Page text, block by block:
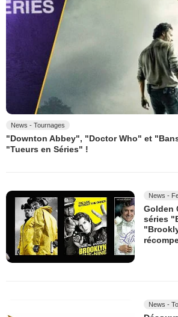
News - Tournages
"Downton Abbey", "Doctor Who" et
"Tueurs en Séries" !
News -
Golden
séries
News -